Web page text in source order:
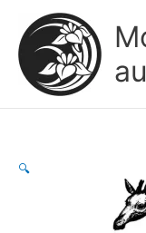
Inhalt
springen
🔍